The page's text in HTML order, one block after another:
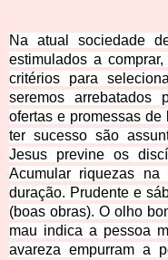
Na atual sociedade
estimulados a
critérios para
seremos arrebatados
ofertas e promessas de
ter sucesso são
Jesus previne os
Acumular riquezas
duração. Prudente e
(boas obras). O olho
mau indica a pessoa
avareza empurram a